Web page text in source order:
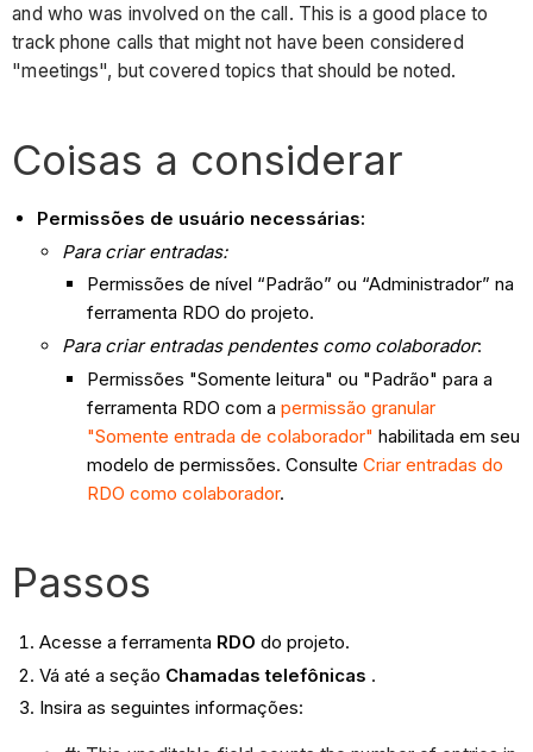
and who was involved on the call. This is a good place to
track phone calls that might not have been considered
"meetings", but covered topics that should be noted.
Coisas a considerar
Permissões de usuário necessárias:
Para criar entradas:
Permissões de nível “Padrão” ou “Administrador” na
ferramenta RDO do projeto.
Para criar entradas pendentes como colaborador:
Permissões "Somente leitura" ou "Padrão" para a
ferramenta RDO com apermissão granular
"Somente entrada de colaborador" habilitada em seu
modelo de permissões. ConsulteCriar entradas do
RDO como colaborador.
Passos
Acesse a ferramenta RDO do projeto.
Vá até a seção Chamadas telefônicas .
Insira as seguintes informações: